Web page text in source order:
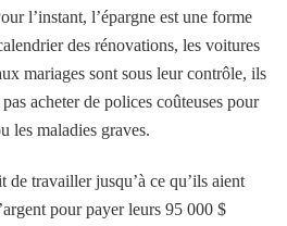
l’instant, l’épargne est une forme
des rénovations, les voitures
mariages sont sous leur contrôle, ils
acheter de polices coûteuses pour
les maladies graves.
de travailler jusqu’à ce qu’ils aient
pour payer leurs 95 000 $